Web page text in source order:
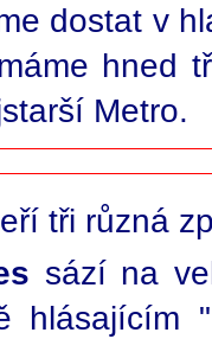
dostat v
hned
Metro.
tři různá
sází na
hlásajícím